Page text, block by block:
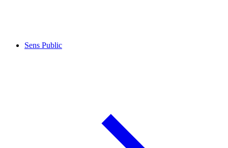
Sens Public